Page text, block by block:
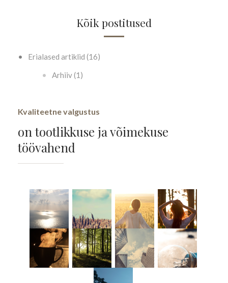
Kõik postitused
Erialased artiklid (16)
Arhiiv (1)
Kvaliteetne valgustus
on tootlikkuse ja võimekuse
töövahend